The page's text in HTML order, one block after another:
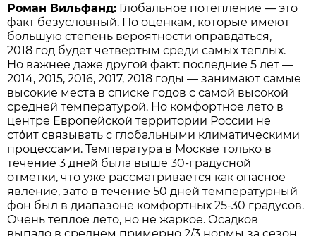
Роман Вильфанд: Глобальное потепление — это
факт безусловный. По оценкам, которые имеют
большую степень вероятности оправдаться,
2018 год будет четвертым среди самых теплых.
Но важнее даже другой факт: последние 5 лет —
2014, 2015, 2016, 2017, 2018 годы — занимают самые
высокие места в списке годов с самой высокой
средней температурой. Но комфортное лето в
центре Европейской территории России не
стόит связывать с глобальными климатическими
процессами. Температура в Москве только в
течение 3 дней была выше 30-градусной
отметки, что уже рассматривается как опасное
явление, зато в течение 50 дней температурный
фон был в диапазоне комфортных 25-30 градусов.
Очень теплое лето, но не жаркое. Осадков